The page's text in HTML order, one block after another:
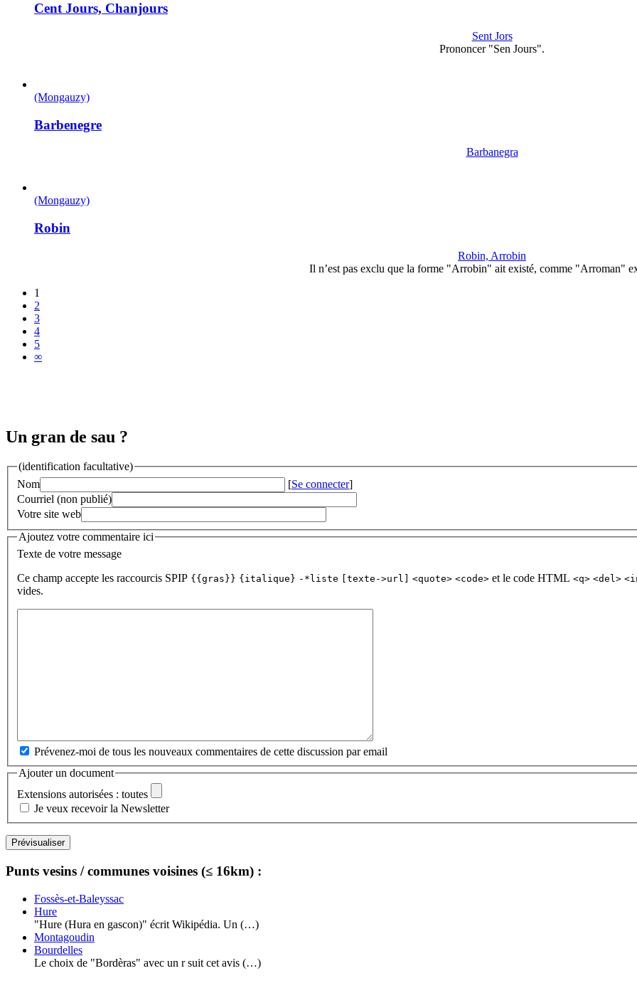
Cent Jours, Chanjours
Sent Jors
Prononcer "Sen Jours".
(Mongauzy)
Barbenegre
Barbanegra
(Mongauzy)
Robin
Robin, Arrobin
Il n’est pas exclu que la forme "Arrobin" ait existé, comme "Arroman"
1
2
3
4
5
∞
Un gran de sau ?
(identification facultative)
Nom
[Se connecter]
Courriel (non publié)
Votre site web
Ajoutez votre commentaire ici
Texte de votre message
Ce champ accepte les raccourcis SPIP {{gras}} {italique} -*liste [texte->url] <quote> <code> et le code HTML <q> <del>
vides.
Prévenez-moi de tous les nouveaux commentaires de cette discussion par email
Ajouter un document
Extensions autorisées : toutes
Je veux recevoir la Newsletter
Punts vesins / communes voisines (≤ 16km) :
Fossès-et-Baleyssac
Hure
"Hure (Hura en gascon)" écrit Wikipédia. Un (…)
Montagoudin
Bourdelles
Le choix de "Bordèras" avec un r suit cet avis (…)